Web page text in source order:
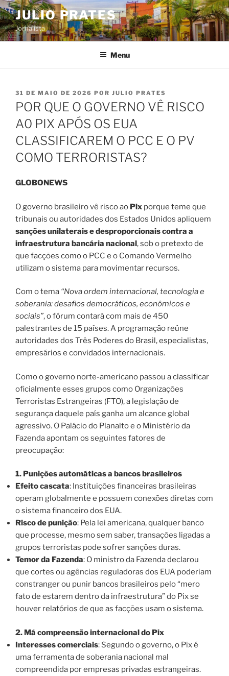
Pular
para
o
conteúdo
JULIO PRATES
Jornalista
Menu
PUBLICADO
EM
31 DE MAIO DE 2026 POR JULIO PRATES
POR QUE O GOVERNO VÊ RISCO
A0 PIX APÓS OS EUA
CLASSIFICAREM O PCC E O PV
COMO TERRORISTAS?
GLOBONEWS
O governo brasileiro vê risco ao Pix porque teme que
tribunais ou autoridades dos Estados Unidos apliquem
sanções unilaterais e desproporcionais contra a
infraestrutura bancária nacional, sob o pretexto de
que facções como o PCC e o Comando Vermelho
utilizam o sistema para movimentar recursos.
Com o tema “Nova ordem internacional, tecnologia e
soberania: desafios democráticos, econômicos e
sociais”, o fórum contará com mais de 450
palestrantes de 15 países. A programação reúne
autoridades dos Três Poderes do Brasil, especialistas,
empresários e convidados internacionais.
Como o governo norte-americano passou a classificar
oficialmente esses grupos como Organizações
Terroristas Estrangeiras (FTO), a legislação de
segurança daquele país ganha um alcance global
agressivo. O Palácio do Planalto e o Ministério da
Fazenda apontam os seguintes fatores de
preocupação:
1. Punições automáticas a bancos brasileiros
Efeito cascata: Instituições financeiras brasileiras
operam globalmente e possuem conexões diretas com
o sistema financeiro dos EUA.
Risco de punição: Pela lei americana, qualquer banco
que processe, mesmo sem saber, transações ligadas a
grupos terroristas pode sofrer sanções duras.
Temor da Fazenda: O ministro da Fazenda declarou
que cortes ou agências reguladoras dos EUA poderiam
constranger ou punir bancos brasileiros pelo “mero
fato de estarem dentro da infraestrutura” do Pix se
houver relatórios de que as facções usam o sistema.
2. Má compreensão internacional do Pix
Interesses comerciais: Segundo o governo, o Pix é
uma ferramenta de soberania nacional mal
compreendida por empresas privadas estrangeiras.